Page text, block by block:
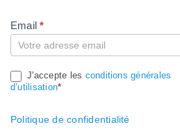
Compte
Email*
J'accepte les conditions générales
d’utilisation*
Politique de confidentialité